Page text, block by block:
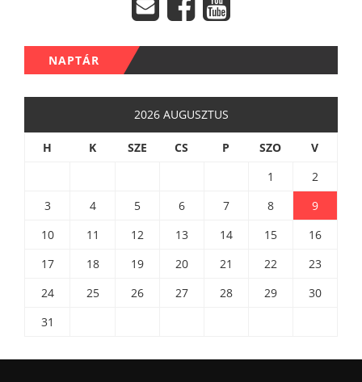
NAPTÁR
2026 AUGUSZTUS
H K SZE CS P SZO
V
1
2
3
4 5 6 7 8
9
10
11 12 13 14 15
16
17
18 19 20 21 22
23
24
25 26 27 28 29
30
31